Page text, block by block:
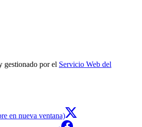
gestionado por el Servicio Web del
en nueva ventana)